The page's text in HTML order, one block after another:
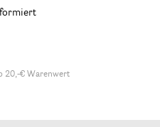
20,-€ Warenwert